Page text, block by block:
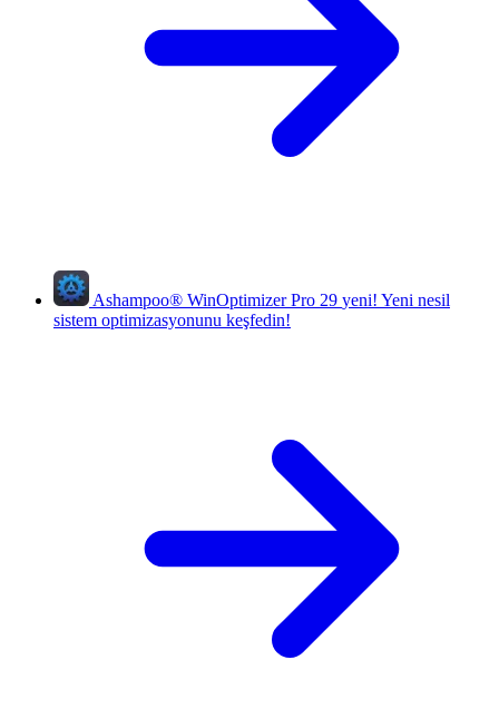
Ashampoo® WinOptimizer Pro 29 yeni! Yeni nesil
sistem optimizasyonunu keşfedin!